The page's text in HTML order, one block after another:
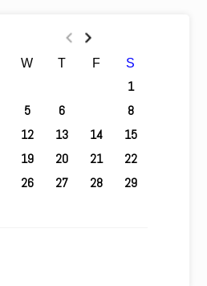
W T F S
1
5 6
8
12 13 14
15
19 20 21
22
26 27 28
29